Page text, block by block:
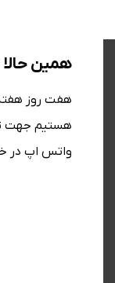
همین حالا
هستیم جهت
واتس اپ در